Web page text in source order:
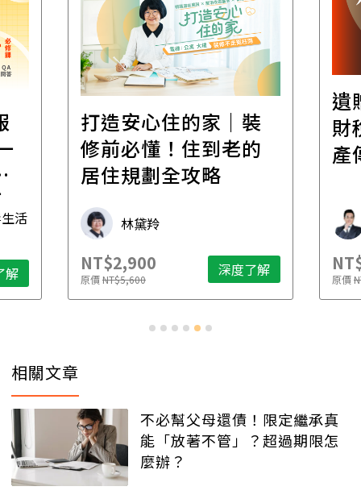
活
解
打造安心住的家｜裝
修前必懂！住到老的
居住規劃全攻略
林黛羚
NT$2,900
原價NT$5,600 深度了解
遺
財
產
原價
相關文章
不必幫父母還債！限定繼承真
能「放著不管」？超過期限怎
麼辦？